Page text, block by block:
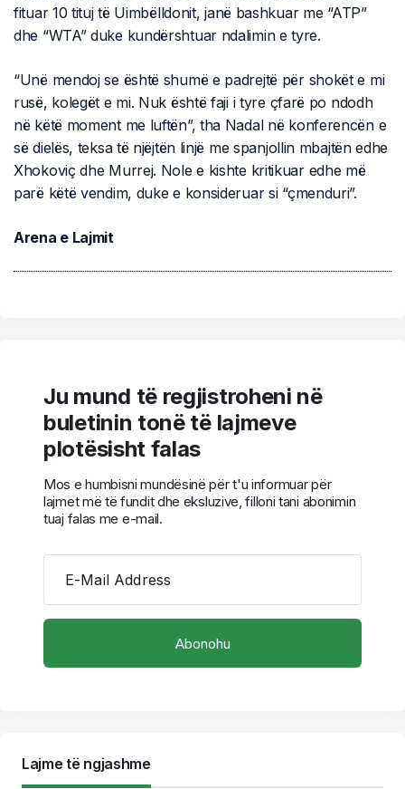
fituar 10 tituj të Uimbëlldonit, janë bashkuar me “ATP”
dhe “WTA” duke kundërshtuar ndalimin e tyre.
“Unë mendoj se është shumë e padrejtë për shokët e mi
rusë, kolegët e mi. Nuk është faji i tyre çfarë po ndodh
në këtë moment me luftën”, tha Nadal në konferencën e
së dielës, teksa të njëjtën linjë me spanjollin mbajtën edhe
Xhokoviç dhe Murrej. Nole e kishte kritikuar edhe më
parë këtë vendim, duke e konsideruar si “çmenduri”.
Arena e Lajmit
Ju mund të regjistroheni në
buletinin tonë të lajmeve
plotësisht falas
Mos e humbisni mundësinë për t'u informuar për
lajmet më të fundit dhe eksluzive, filloni tani abonimin
tuaj falas me e-mail.
E-Mail Address
Lajme të ngjashme